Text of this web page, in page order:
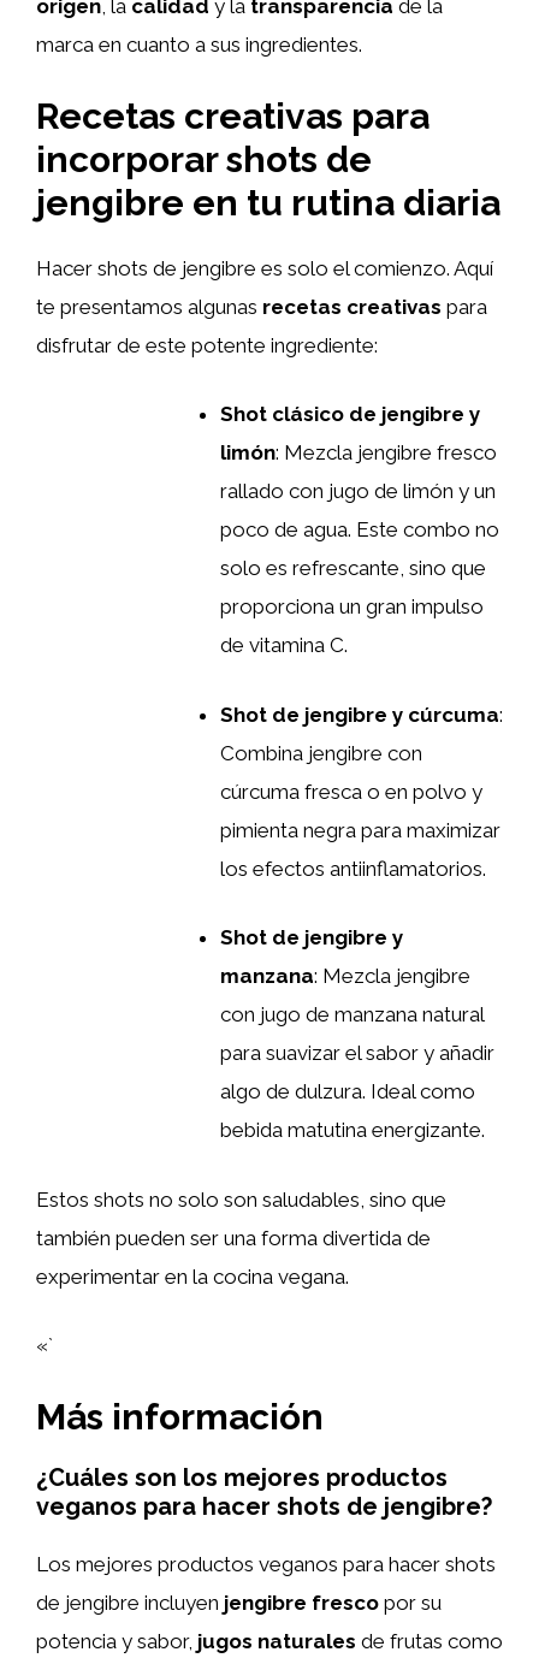
origen, la calidad y la transparencia de la
marca en cuanto a sus ingredientes.
Recetas creativas para
incorporar shots de
jengibre en tu rutina diaria
Hacer shots de jengibre es solo el comienzo. Aquí
te presentamos algunas recetas creativas para
disfrutar de este potente ingrediente:
Shot clásico de jengibre y
limón: Mezcla jengibre fresco
rallado con jugo de limón y un
poco de agua. Este combo no
solo es refrescante, sino que
proporciona un gran impulso
de vitamina C.
Shot de jengibre y cúrcuma:
Combina jengibre con
cúrcuma fresca o en polvo y
pimienta negra para maximizar
los efectos antiinflamatorios.
Shot de jengibre y
manzana: Mezcla jengibre
con jugo de manzana natural
para suavizar el sabor y añadir
algo de dulzura. Ideal como
bebida matutina energizante.
Estos shots no solo son saludables, sino que
también pueden ser una forma divertida de
experimentar en la cocina vegana.
«`
Más información
¿Cuáles son los mejores productos
veganos para hacer shots de jengibre?
Los mejores productos veganos para hacer shots
de jengibre incluyen jengibre fresco por su
potencia y sabor, jugos naturales de frutas como